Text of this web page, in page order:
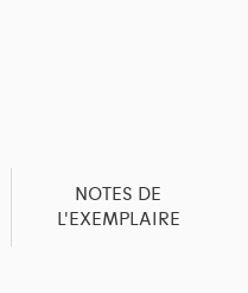
NOTES DE
L'EXEMPLAIRE